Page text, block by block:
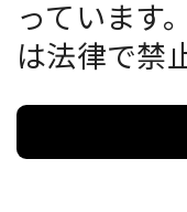
っています
は法律で禁